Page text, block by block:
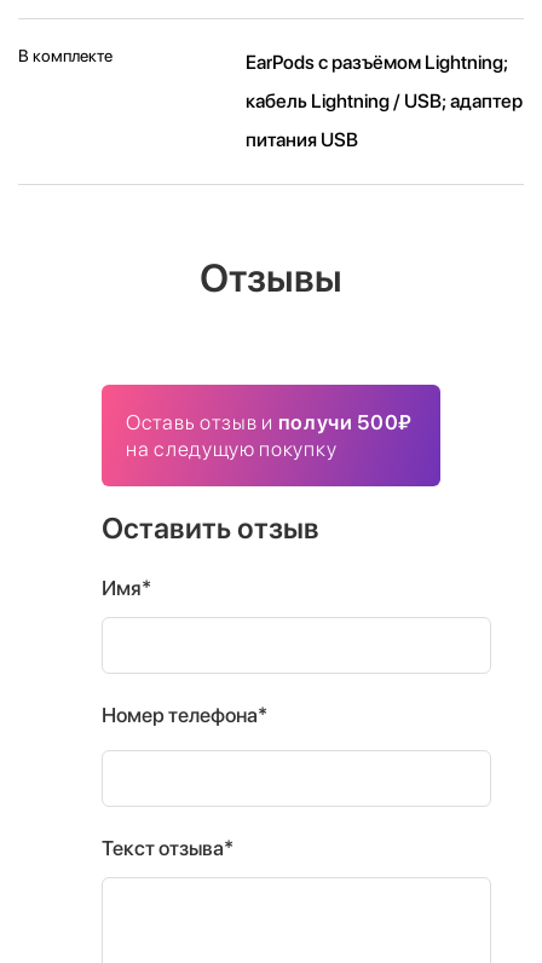
В комплекте
EarPods с разъёмом Lightning;
кабель Lightning / USB; адаптер
питания USB
Отзывы
Оставь отзыв и получи 500₽
на следущую покупку
Оставить отзыв
Имя*
Номер телефона*
Текст отзыва*